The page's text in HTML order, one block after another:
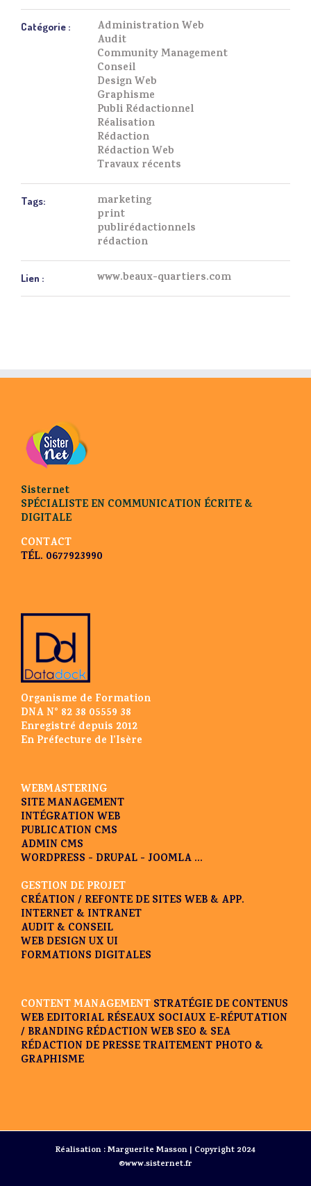
Catégorie :
Administration Web
Audit
Community Management
Conseil
Design Web
Graphisme
Publi Rédactionnel
Réalisation
Rédaction
Rédaction Web
Travaux récents
Tags:
marketing
print
publirédactionnels
rédaction
Lien : www.beaux-quartiers.com
Sisternet
SPÉCIALISTE EN COMMUNICATION ÉCRITE &
DIGITALE
CONTACT
TÉL. 0677923990
Organisme de Formation
DNA N° 82 38 05559 38
Enregistré depuis 2012
En Préfecture de l’Isère
WEBMASTERING
SITE MANAGEMENT
INTÉGRATION WEB
PUBLICATION CMS
ADMIN CMS
WORDPRESS - DRUPAL - JOOMLA ...
GESTION DE PROJET
CRÉATION / REFONTE DE SITES WEB & APP.
INTERNET & INTRANET
AUDIT & CONSEIL
WEB DESIGN UX UI
FORMATIONS DIGITALES
CONTENT MANAGEMENT STRATÉGIE DE CONTENUS
WEB EDITORIAL RÉSEAUX SOCIAUX E-RÉPUTATION
/ BRANDING RÉDACTION WEB SEO & SEA
RÉDACTION DE PRESSETRAITEMENT PHOTO &
GRAPHISME
Réalisation : Marguerite Masson | Copyright 2024
©www.sisternet.fr